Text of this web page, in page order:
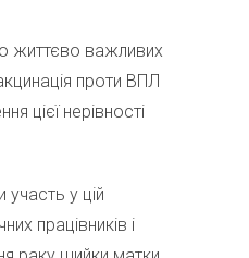
життєво важливих
проти ВПЛ
цієї нерівності
участь у цій
працівників і